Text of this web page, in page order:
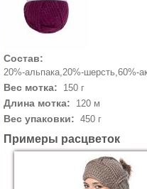
Состав:
20%-альпака,20%-шерсть,60%-
Вес мотка: 150 г
Длина мотка: 120 м
Вес упаковки: 450 г
Примеры расцветок